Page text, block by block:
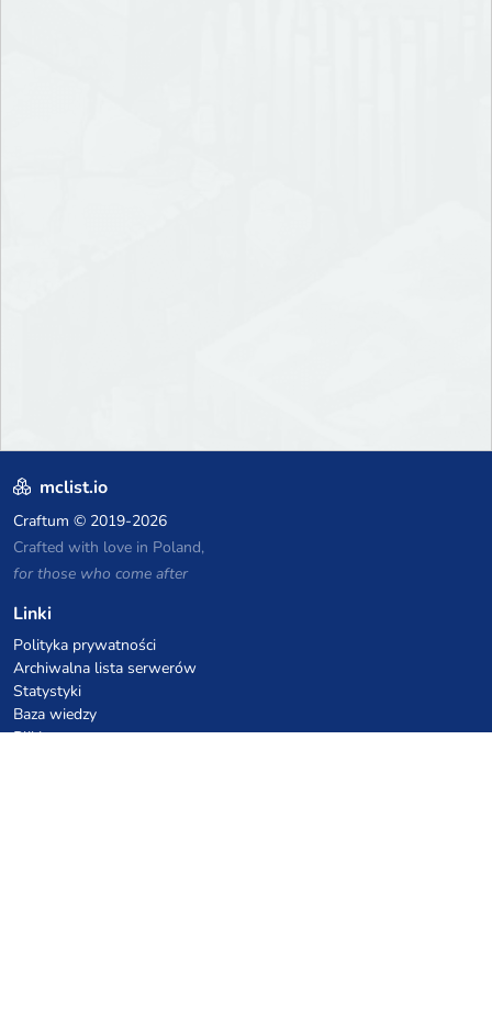
mclist.io
Craftum © 2019-2026
Crafted with love in Poland,
for those who come after
Linki
Polityka prywatności
Archiwalna lista serwerów
Statystyki
Baza wiedzy
Pliki